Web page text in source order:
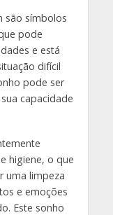
são símbolos
pode
e está
difícil
pode ser
capacidade
higiene, o que
uma limpeza
e emoções
Este sonho